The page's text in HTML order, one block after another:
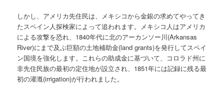
しかし、アメリカ先住民は、メキシコから金銀の求めてやってき
たスペイン人探検家によって追われます。メキシコ人はアメリカ
による攻撃を恐れ、1840年代に北のアーカンソー川(Arkansas
River)にまで及ぶ巨額の土地補助金(land grants)を発行してスペイ
ン国境を強化します。これらの助成金に基づいて、コロラド州に
非先住民族の最初の定住地が設立され、1851年には記録に残る最
初の灌漑(irrigation)が行われました。